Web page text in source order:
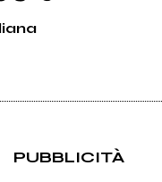
PUBBLICITÀ